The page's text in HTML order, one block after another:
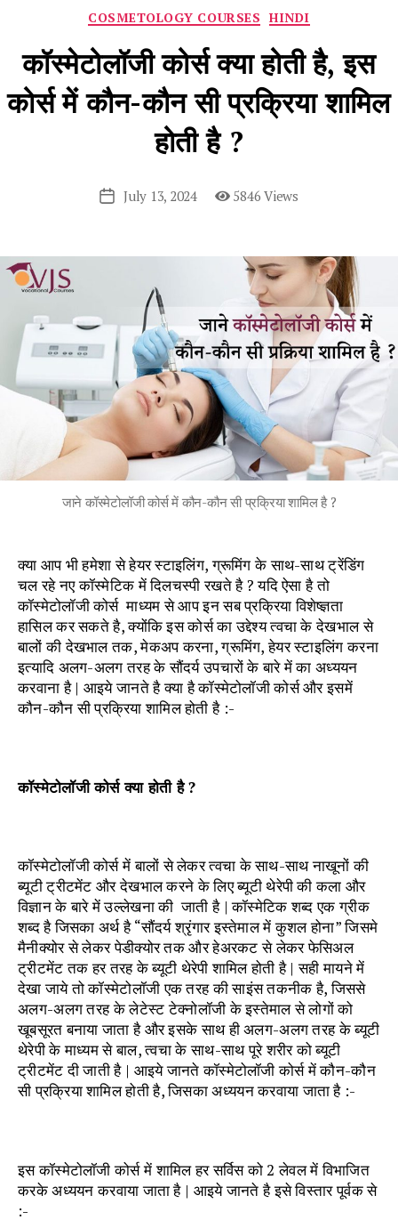
Categories
COSMETOLOGY COURSES HINDI
कॉस्मेटोलॉजी कोर्स क्या होती है, इस
कोर्स में कौन-कौन सी प्रक्रिया शामिल
होती है ?
PostJuly 13, 2024 5846 Views
जाने कॉस्मेटोलॉजी कोर्स में कौन-कौन सी प्रक्रिया शामिल है ?
क्या आप भी हमेशा से हेयर स्टाइलिंग, ग्रूमिंग के साथ-साथ ट्रेंडिंग
चल रहे नए कॉस्मेटिक में दिलचस्पी रखते है ? यदि ऐसा है तो
कॉस्मेटोलॉजी कोर्स माध्यम से आप इन सब प्रक्रिया विशेष्ज्ञता
हासिल कर सकते है, क्योंकि इस कोर्स का उद्देश्य त्वचा के देखभाल से
बालों की देखभाल तक, मेकअप करना, ग्रूमिंग, हेयर स्टाइलिंग करना
इत्यादि अलग-अलग तरह के सौंदर्य उपचारों के बारे में का अध्ययन
करवाना है | आइये जानते है क्या है कॉस्मेटोलॉजी कोर्स और इसमें
कौन-कौन सी प्रक्रिया शामिल होती है :-
कॉस्मेटोलॉजी कोर्स क्या होती है ?
कॉस्मेटोलॉजी कोर्स में बालों से लेकर त्वचा के साथ-साथ नाखूनों की
ब्यूटी ट्रीटमेंट और देखभाल करने के लिए ब्यूटी थेरेपी की कला और
विज्ञान के बारे में उल्लेखना की जाती है | कॉस्मेटिक शब्द एक ग्रीक
शब्द है जिसका अर्थ है “सौंदर्य श्रृंगार इस्तेमाल में कुशल होना” जिसमे
मैनीक्योर से लेकर पेडीक्योर तक और हेअरकट से लेकर फेसिअल
ट्रीटमेंट तक हर तरह के ब्यूटी थेरेपी शामिल होती है | सही मायने में
देखा जाये तो कॉस्मेटोलॉजी एक तरह की साइंस तकनीक है, जिससे
अलग-अलग तरह के लेटेस्ट टेक्नोलॉजी के इस्तेमाल से लोगों को
खूबसूरत बनाया जाता है और इसके साथ ही अलग-अलग तरह के ब्यूटी
थेरेपी के माध्यम से बाल, त्वचा के साथ-साथ पूरे शरीर को ब्यूटी
ट्रीटमेंट दी जाती है | आइये जानते कॉस्मेटोलॉजी कोर्स में कौन-कौन
सी प्रक्रिया शामिल होती है, जिसका अध्ययन करवाया जाता है :-
इस कॉस्मेटोलॉजी कोर्स में शामिल हर सर्विस को 2 लेवल में विभाजित
करके अध्ययन करवाया जाता है | आइये जानते है इसे विस्तार पूर्वक से
:-